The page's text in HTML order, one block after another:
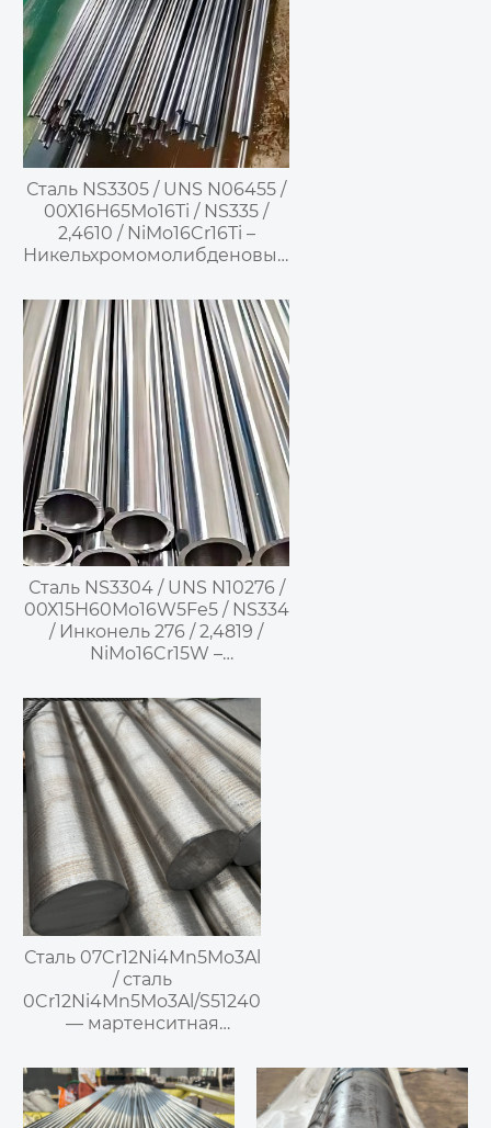
Сталь NS3305 / UNS N06455 /
00Х16Н65Мо16Ti / NS335 /
2,4610 / NiMo16Cr16Ti –
Никельхромомолибденовый
Сталь NS3304 / UNS N10276 /
00Х15Н60Мо16W5Fe5 / NS334
/ Инконель 276 / 2,4819 /
NiMo16Cr15W –
никелемолибденохромовый
коррозионностойкий сплав
Сталь 07Cr12Ni4Mn5Mo3Al
/ сталь
0Cr12Ni4Mn5Mo3Al/S51240
— мартенситная
упрочняемая
дисперсными частицами